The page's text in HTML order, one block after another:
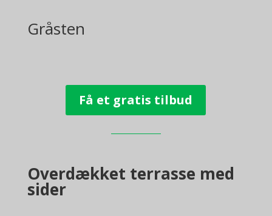
Gråsten
Få et gratis tilbud
Overdækket terrasse med
sider